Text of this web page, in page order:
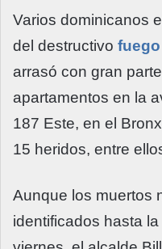
Varios dominicanos
del destructivo
arrasó con gran
apartamentos en la
187 Este, en el
15 heridos, entre
Aunque los muertos
identificados hasta